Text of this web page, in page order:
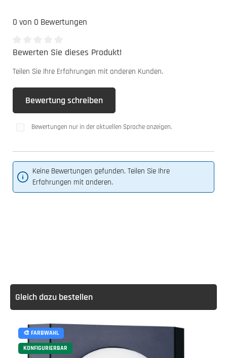
0 von 0 Bewertungen
Durchschnittliche Bewertung von 0 von 5 Sternen
Bewerten Sie dieses Produkt!
Teilen Sie Ihre Erfahrungen mit anderen Kunden.
Bewertung schreiben
Bewertungen nur in der aktuellen Sprache anzeigen.
Keine Bewertungen gefunden. Teilen Sie Ihre
Erfahrungen mit anderen.
Gleich dazu bestellen
🎨 FARBWAHL
KONFIGURIERBAR